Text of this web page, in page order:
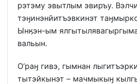
рэтэму эвытлым эвиръу.
тэӈинэнйитъэвкинэт
Ынӄэн-ым
вальын.
О’раӈ гивэ, гымнан
тытэйкынэт – мачмыкыӈ